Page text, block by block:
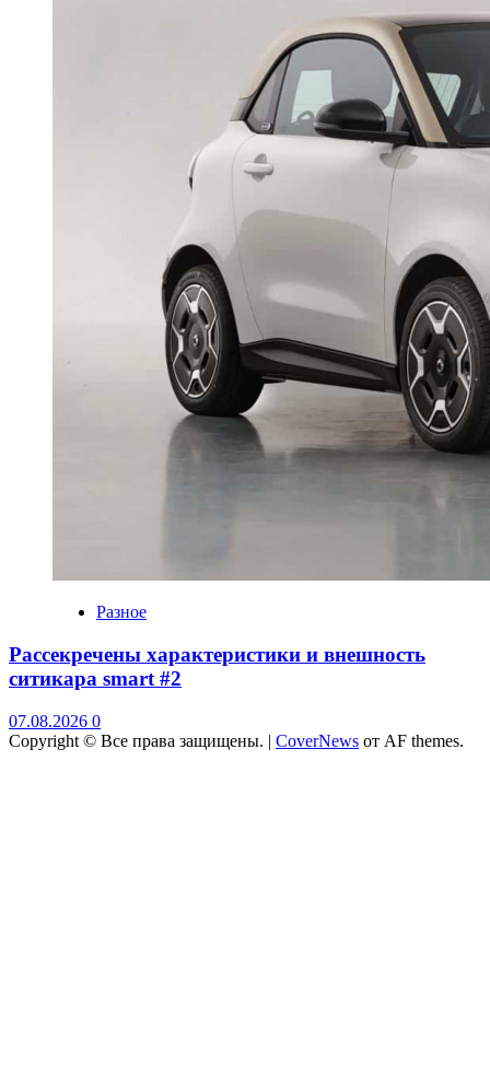
Разное
Рассекречены характеристики и внешность
ситикара smart #2
07.08.2026 0
Copyright © Все права защищены. | CoverNews от AF themes.